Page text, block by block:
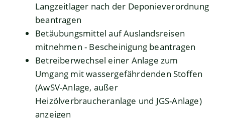
Langzeitlager nach der Deponieverordnung
beantragen
Betäubungsmittel auf Auslandsreisen
mitnehmen - Bescheinigung beantragen
Betreiberwechsel einer Anlage zum
Umgang mit wassergefährdenden Stoffen
(AwSV-Anlage, außer
Heizölverbraucheranlage und JGS-Anlage)
anzeigen